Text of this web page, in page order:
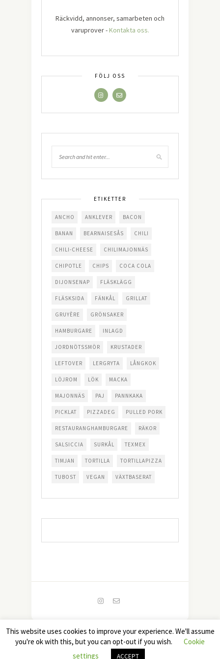
Räckvidd, annonser, samarbeten och
varuprover -Kontakta oss.
FÖLJ OSS
ETIKETTER
ANCHO ANKLEVER BACON
BANAN BEARNAISESÅS CHILI
CHILI-CHEESE CHILIMAJONNÄS
CHIPOTLE CHIPS COCA COLA
DIJONSENAP FLÄSKLÄGG
FLÄSKSIDA FÄNKÅL GRILLAT
GRUYÈRE GRÖNSAKER
HAMBURGARE INLAGD
JORDNÖTSSMÖR KRUSTADER
LEFTOVER LERGRYTA LÅNGKOK
LÖJROM LÖK MACKA
MAJONNÄS PAJ PANNKAKA
PICKLAT PIZZADEG PULLED PORK
RESTAURANGHAMBURGARE RÄKOR
SALSICCIA SURKÅL TEXMEX
TIMJAN TORTILLA TORTILLAPIZZA
TUBOST VEGAN VÄXTBASERAT
Copyright 2022 - Foodjunkies. All Rights Reserved.
This website uses cookies to improve your experience. We'll assume
you're ok with this, but you can opt-out if you wish.
Cookie
settings
ACCEPT